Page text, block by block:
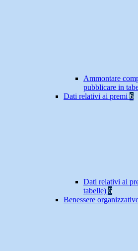
Ammontare
pubblicare in
Dati relativi ai premi 6
Dati relativi ai
tabelle) 6
Benessere